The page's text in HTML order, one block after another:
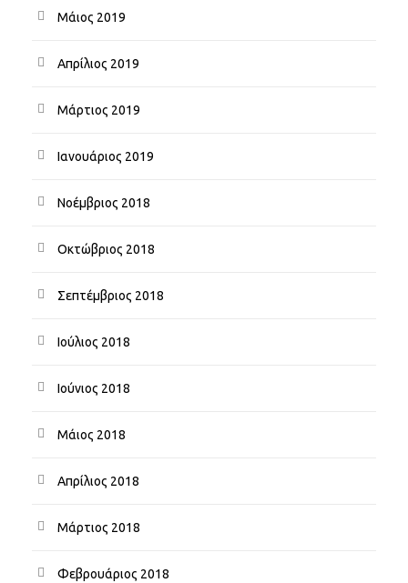
Μάιος 2019
Απρίλιος 2019
Μάρτιος 2019
Ιανουάριος 2019
Νοέμβριος 2018
Οκτώβριος 2018
Σεπτέμβριος 2018
Ιούλιος 2018
Ιούνιος 2018
Μάιος 2018
Απρίλιος 2018
Μάρτιος 2018
Φεβρουάριος 2018